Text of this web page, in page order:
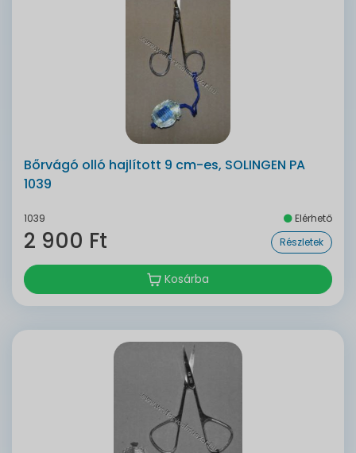
Bőrvágó olló hajlított 9 cm-es, SOLINGEN PA
1039
1039 Elérhető
2 900 Ft Részletek
Kosárba